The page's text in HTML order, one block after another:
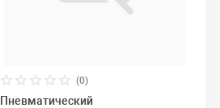
(0)
Пневматический